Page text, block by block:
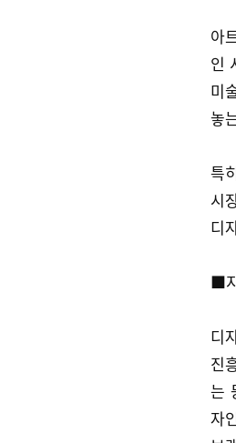
아
인
미
놓
특
시
디
■
디
진
는
자